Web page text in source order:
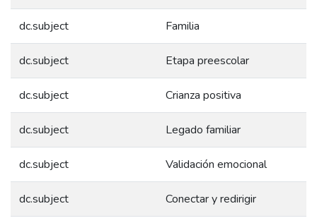
dc.subject Familia
dc.subject Etapa preescolar
dc.subject Crianza positiva
dc.subject Legado familiar
dc.subject Validación emocional
dc.subject Conectar y redirigir